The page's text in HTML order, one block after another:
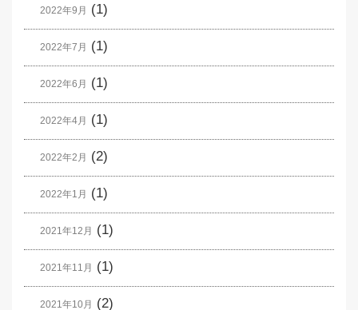
2022年9月 (1)
2022年7月 (1)
2022年6月 (1)
2022年4月 (1)
2022年2月 (2)
2022年1月 (1)
2021年12月 (1)
2021年11月 (1)
2021年10月 (2)